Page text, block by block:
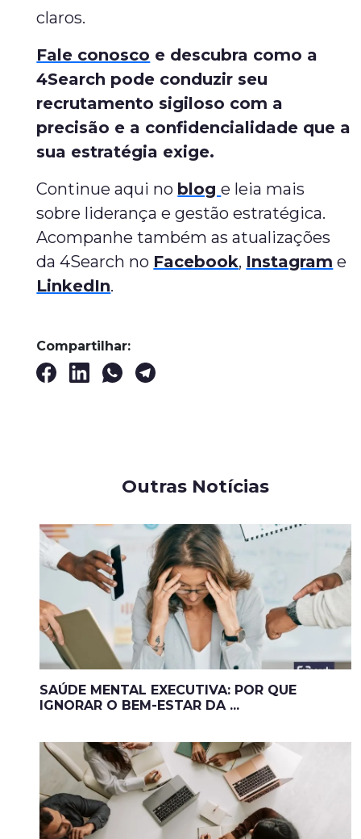
claros.
Fale conosco e descubra como a
4Search pode conduzir seu
recrutamento sigiloso com a
precisão e a confidencialidade que a
sua estratégia exige.
Continue aqui no bloge leia mais
sobre liderança e gestão estratégica.
Acompanhe também as atualizações
da 4Search no Facebook, Instagram e
LinkedIn.
Compartilhar:
Outras Notícias
SAÚDE MENTAL EXECUTIVA: POR QUE
IGNORAR O BEM-ESTAR DA ...